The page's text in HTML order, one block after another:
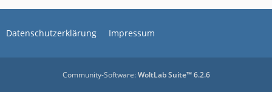
Datenschutzerklärung Impressum
Community-Software:WoltLab Suite™ 6.2.6